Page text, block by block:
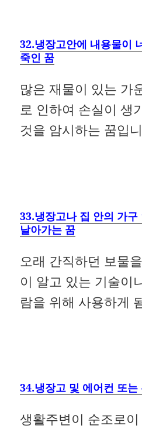
32.냉장고안에 내용물이
죽인 꿈
많은 재물이 있는 가
로 인하여 손실이 생
것을 암시하는 꿈입
33.냉장고나 집 안의 가
날아가는 꿈
오래 간직하던 보물
이 알고 있는 기술이
람을 위해 사용하게
34.냉장고 및 에어컨 또
생활주변이 순조로